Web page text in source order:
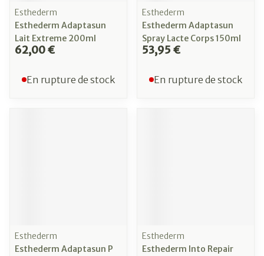
Esthederm
Esthederm Adaptasun
Lait Extreme 200ml
62,00 €
En rupture de stock
Esthederm
Esthederm Adaptasun
Spray Lacte Corps 150ml
53,95 €
En rupture de stock
Esthederm
Esthederm Adaptasun P
Esthederm
Esthederm Into Repair